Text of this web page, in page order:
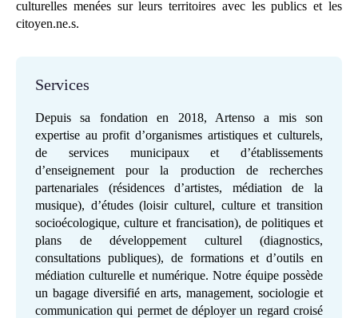
culturelles menées sur leurs territoires avec les publics et les
citoyen.ne.s.
Services
Depuis sa fondation en 2018, Artenso a mis son
expertise au profit d’organismes artistiques et culturels,
de services municipaux et d’établissements
d’enseignement pour la production de recherches
partenariales (résidences d’artistes, médiation de la
musique), d’études (loisir culturel, culture et transition
socioécologique, culture et francisation), de politiques et
plans de développement culturel (diagnostics,
consultations publiques), de formations et d’outils en
médiation culturelle et numérique. Notre équipe possède
un bagage diversifié en arts, management, sociologie et
communication qui permet de déployer un regard croisé